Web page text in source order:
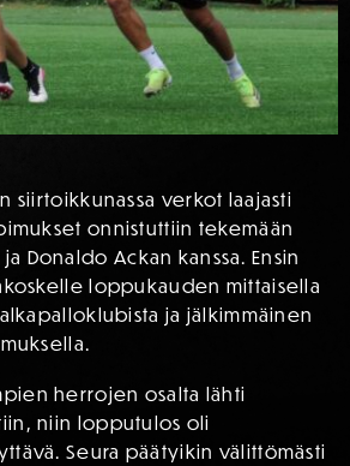
siirtoikkunassa verkot laajasti
onnistuttiin tekemään
Donaldo Ackan kanssa. Ensin
loppukauden mittaisella
ja jälkimmäinen
herrojen osalta lähti
niin lopputulos oli
Seura päätyikin välittömästi